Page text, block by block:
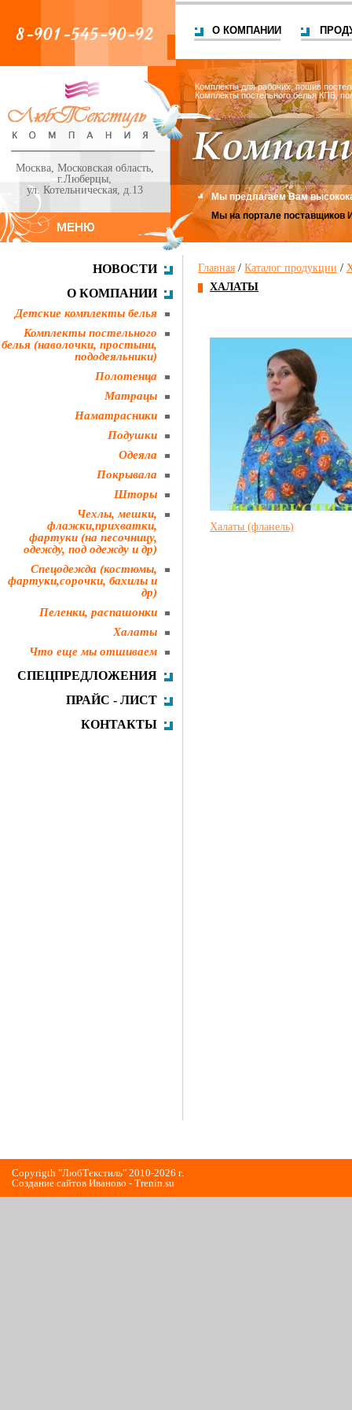
О КОМПАНИИ
Комплекты для рабочих, пошив
Комплекты постельного белья КПБ,
Москва, Московская область,
г.Люберцы,
ул. Котельническая, д.13
Мы предлагаем Вам
Мы на портале поставщиков
НОВОСТИ
О КОМПАНИИ
Детские комплекты белья
Комплекты постельного
белья (наволочки, простыни,
пододеяльники)
Полотенца
Матрацы
Наматрасники
Подушки
Одеяла
Покрывала
Шторы
Чехлы, мешки,
флажки,прихватки,
фартуки (на песочницу,
одежду, под одежду и др)
Спецодежда (костюмы,
фартуки,сорочки, бахилы и
др)
Пеленки, распашонки
Халаты
Что еще мы отшиваем
СПЕЦПРЕДЛОЖЕНИЯ
ПРАЙС - ЛИСТ
КОНТАКТЫ
Главная / Каталог продукции /
ХАЛАТЫ
Халаты (фланель)
Copyrigth "ЛюбТекстиль" 2010-2026 г.
Cоздание сайтов Иваново - Trenin.su